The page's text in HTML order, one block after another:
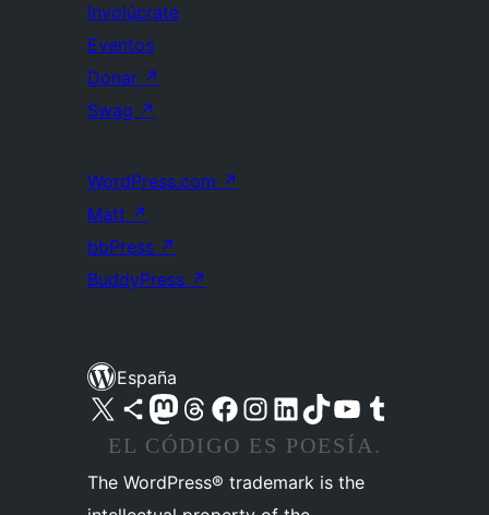
Involúcrate
Eventos
Donar ↗
Swag ↗
WordPress.com ↗
Matt ↗
bbPress ↗
BuddyPress ↗
España
Visita nuestra cuenta de X (anteriormente Twitter)
Visita nuestra cuenta de Bluesky
Visita nuestra cuenta de Mastodon
Visita nuestra cuenta de Threads
Visita nuestra página de Facebook
Visita nuestra cuenta de Instagram
Visita nuestra cuenta de LinkedIn
Visita nuestra cuenta de TikTok
Visita nuestro canal de YouTube
Visita nuestra cuenta de Tumblr
EL CÓDIGO ES POESÍA.
The WordPress® trademark is the